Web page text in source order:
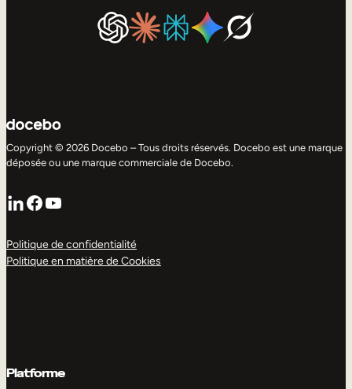
Copyright © 2026 Docebo – Tous droits réservés. Docebo est une marque
déposée ou une marque commerciale de Docebo.
LinkedIn
Facebook
YouTube
Politique de confidentialité
Politique en matière de Cookies
Platforme